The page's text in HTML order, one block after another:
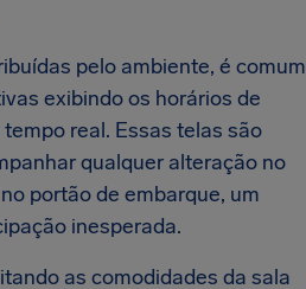
pelo ambiente, é comum
exibindo os horários de
real. Essas telas são
qualquer alteração no
portão de embarque, um
inesperada.
as comodidades da sala